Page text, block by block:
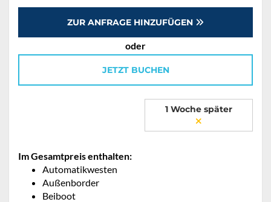
ZUR ANFRAGE HINZUFÜGEN
oder
JETZT BUCHEN
1 Woche später
Im Gesamtpreis enthalten:
Automatikwesten
Außenborder
Beiboot